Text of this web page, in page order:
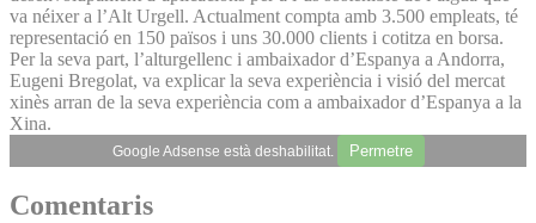
va néixer a l’Alt Urgell. Actualment compta amb 3.500 empleats, té
representació en 150 països i uns 30.000 clients i cotitza en borsa.
Per la seva part, l’alturgellenc i ambaixador d’Espanya a Andorra,
Eugeni Bregolat, va explicar la seva experiència i visió del mercat
xinès arran de la seva experiència com a ambaixador d’Espanya a la
Xina.
Google Adsense està deshabilitat. Permetre
Comentaris